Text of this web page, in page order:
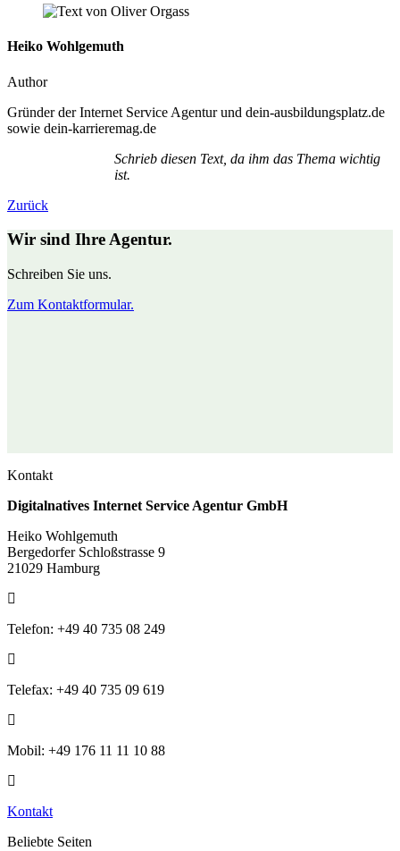
Heiko Wohlgemuth
Author
Gründer der Internet Service Agentur und dein-ausbildungsplatz.de
sowie dein-karrieremag.de
Schrieb diesen Text, da ihm das Thema wichtig
ist.
Zurück
Wir sind Ihre Agentur.
Schreiben Sie uns.
Zum Kontaktformular.
Kontakt
Digitalnatives Internet Service Agentur GmbH
Heiko Wohlgemuth
Bergedorfer Schloßstrasse 9
21029 Hamburg
Telefon: +49 40 735 08 249
Telefax: +49 40 735 09 619
Mobil: +49 176 11 11 10 88
Kontakt
Beliebte Seiten